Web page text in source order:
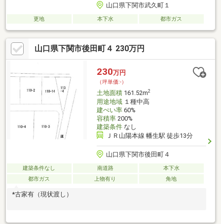
山口県下関市武久町１
更地 本下水 都市ガス
山口県下関市後田町４ 230万円
230万円
（坪単価:-）
土地面積161.52m2
用途地域１種中高
建ぺい率60%
容積率200%
建築条件なし
ＪＲ山陽本線 幡生駅 徒歩13分
山口県下関市後田町４
建築条件なし 南道路
本下水
都市ガス
上物有り 角地
*古家有（現状渡し）